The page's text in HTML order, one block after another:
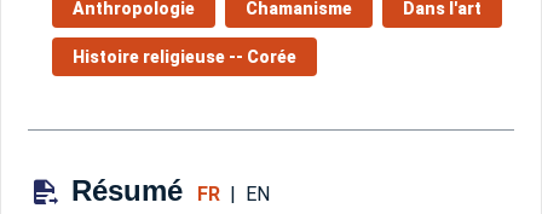
Anthropologie Chamanisme Dans l'art
Histoire religieuse -- Corée
Résumé FR| EN